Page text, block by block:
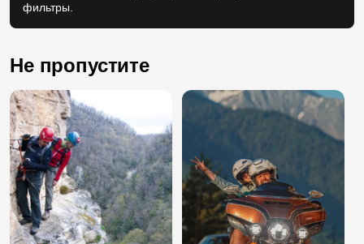
фильтры.
Не пропустите